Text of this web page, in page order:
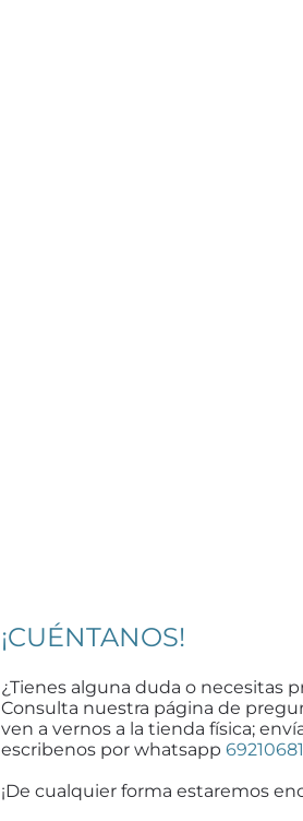
¡CUÉNTANOS!
¿Tienes alguna duda o necesitas
Consulta nuestra página de
ven a vernos a la tienda física;
escribenos por whatsapp
¡De cualquier forma estaremos